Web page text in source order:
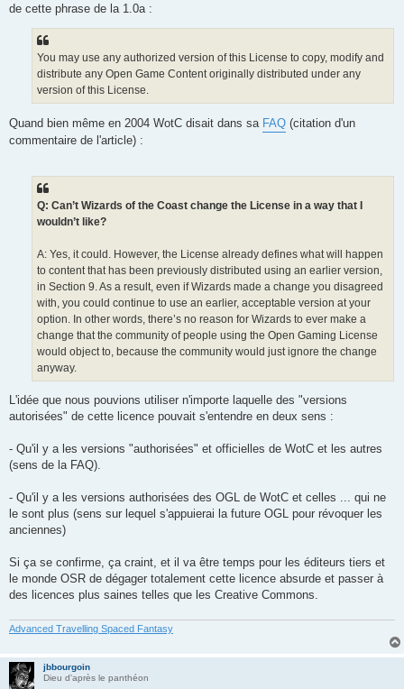
de cette phrase de la 1.0a :
You may use any authorized version of this License to copy, modify and
distribute any Open Game Content originally distributed under any
version of this License.
Quand bien même en 2004 WotC disait dans sa FAQ (citation d'un
commentaire de l'article) :
Q: Can’t Wizards of the Coast change the License in a way that I
wouldn’t like?
A: Yes, it could. However, the License already defines what will happen
to content that has been previously distributed using an earlier version,
in Section 9. As a result, even if Wizards made a change you disagreed
with, you could continue to use an earlier, acceptable version at your
option. In other words, there’s no reason for Wizards to ever make a
change that the community of people using the Open Gaming License
would object to, because the community would just ignore the change
anyway.
L'idée que nous pouvions utiliser n'importe laquelle des "versions
autorisées" de cette licence pouvait s'entendre en deux sens :
- Qu'il y a les versions "authorisées" et officielles de WotC et les autres
(sens de la FAQ).
- Qu'il y a les versions authorisées des OGL de WotC et celles ... qui ne
le sont plus (sens sur lequel s'appuierai la future OGL pour révoquer les
anciennes)
Si ça se confirme, ça craint, et il va être temps pour les éditeurs tiers et
le monde OSR de dégager totalement cette licence absurde et passer à
des licences plus saines telles que les Creative Commons.
Advanced Travelling Spaced Fantasy
jbbourgoin
Dieu d'après le panthéon